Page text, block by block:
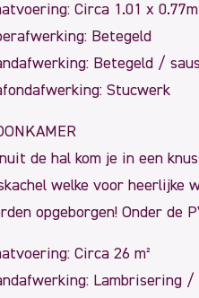
Circa 1.01 x 0.77m
Betegeld
Betegeld /
Stucwerk
de hal kom je in een
welke voor heerlijke
opgeborgen! Onder de
Circa 26 m²
Lambrisering /